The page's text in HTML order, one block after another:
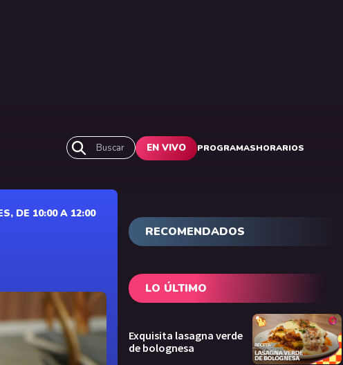
Buscar EN VIVO PROGRAMASHORARIOS
DE 10:00 A 12:00
RECOMENDADOS
LO ÚLTIMO
Exquisita lasagna verde
de bolognesa